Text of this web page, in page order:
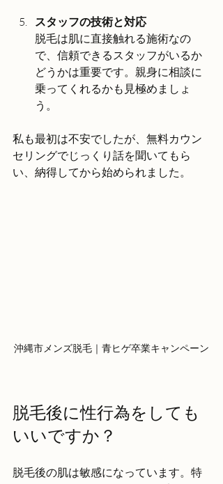
スタッフの技術と対応
脱毛は肌に直接触れる施術なの
で、信頼できるスタッフがいるか
どうかは重要です。親身に相談に
乗ってくれるかも見極めましょ
う。
私も最初は不安でしたが、無料カウン
セリングでじっくり話を聞いてもら
い、納得してから始められました。
沖縄市メンズ脱毛｜青ヒゲ卒業キャンペーン
脱毛後に性行為をしても
いいですか？
脱毛後の肌は敏感になっています。特